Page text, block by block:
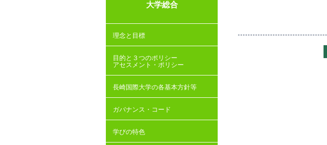
大学総合
理念と目標
目的と３つのポリシー
アセスメント・ポリシー
長崎国際大学の各基本方針等
ガバナンス・コード
学びの特色